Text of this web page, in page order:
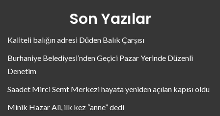
Son Yazılar
Kaliteli balığın adresi Düden Balık Çarşısı
Burhaniye Belediyesi’nden Geçici Pazar Yerinde Düzenli
Denetim
Saadet Mirci Semt Merkezi hayata yeniden açılan kapısı oldu
Minik Hazar Ali, ilk kez “anne” dedi